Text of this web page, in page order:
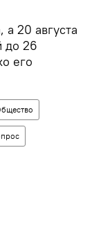
а 20 августа
до 26
его